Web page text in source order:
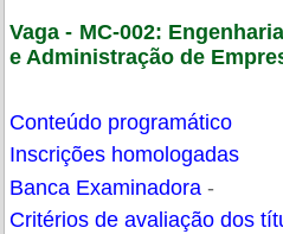
Vaga - MC-002:
e Administração de
Conteúdo programático
Inscrições homologadas
Banca Examinadora -
Critérios de avaliação dos